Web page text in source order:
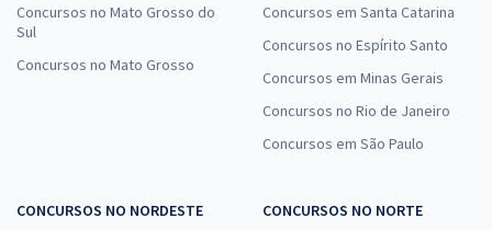
Concursos no Mato Grosso do
Sul
Concursos no Mato Grosso
Concursos em Santa Catarina
Concursos no Espírito Santo
Concursos em Minas Gerais
Concursos no Rio de Janeiro
Concursos em São Paulo
CONCURSOS NO NORDESTE
CONCURSOS NO NORTE